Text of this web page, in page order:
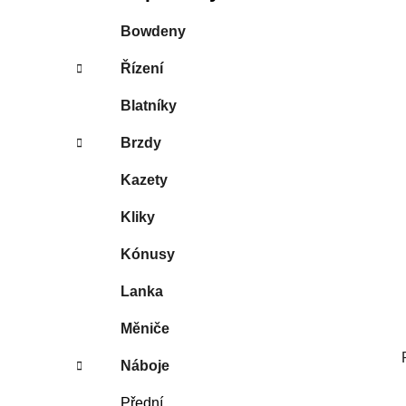
n
Bowdeny
Řízení
Blatníky
Brzdy
Kazety
Kliky
Kónusy
Lanka
Měniče
Náboje